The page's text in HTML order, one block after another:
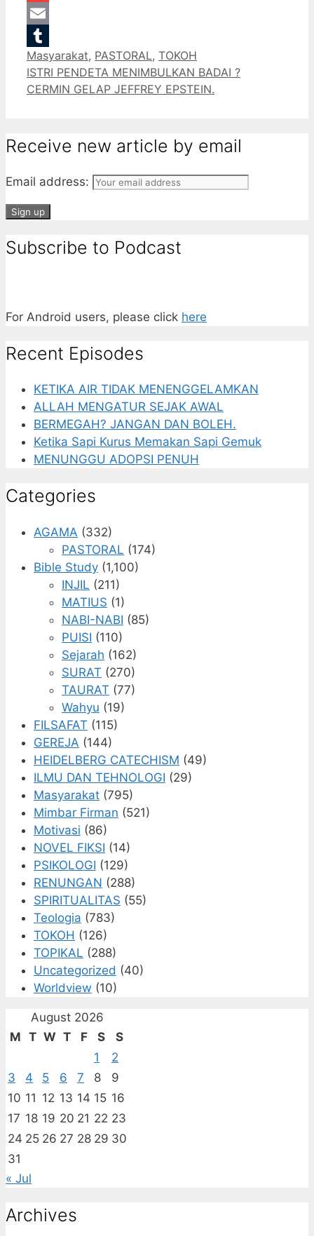
Gmail
Email
Tumblr
Categories
Masyarakat, PASTORAL, TOKOH
ISTRI PENDETA MENIMBULKAN BADAI ?
CERMIN GELAP JEFFREY EPSTEIN.
Receive new article by email
Email address:
Subscribe to Podcast
For Android users, please click here
Recent Episodes
KETIKA AIR TIDAK MENENGGELAMKAN
ALLAH MENGATUR SEJAK AWAL
BERMEGAH? JANGAN DAN BOLEH.
Ketika Sapi Kurus Memakan Sapi Gemuk
MENUNGGU ADOPSI PENUH
Categories
AGAMA (332)
PASTORAL (174)
Bible Study (1,100)
INJIL (211)
MATIUS (1)
NABI-NABI (85)
PUISI (110)
Sejarah (162)
SURAT (270)
TAURAT (77)
Wahyu (19)
FILSAFAT (115)
GEREJA (144)
HEIDELBERG CATECHISM (49)
ILMU DAN TEHNOLOGI (29)
Masyarakat (795)
Mimbar Firman (521)
Motivasi (86)
NOVEL FIKSI (14)
PSIKOLOGI (129)
RENUNGAN (288)
SPIRITUALITAS (55)
Teologia (783)
TOKOH (126)
TOPIKAL (288)
Uncategorized (40)
Worldview (10)
August 2026
M T W T F S
S
1
2
3
4 5 6 7 8
9
10 11 12 13 14 15 16
17 18 19 20 21 22 23
24 25 26 27 28 29 30
31
« Jul
Archives